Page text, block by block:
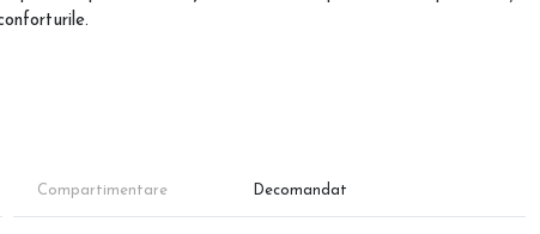
termică proprie, ferestre termopan, lift hidraulic și posibilitate de
utilitățile.
Compartimentare Decomandat